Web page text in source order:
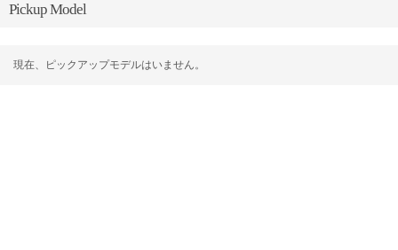
Pickup Model
現在、ピックアップモデルはいません。